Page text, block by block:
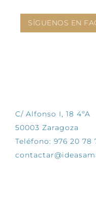
SÍGUENOS EN
C/ Alfonso I, 18 4ºA
50003 Zaragoza
Teléfono: 976 20 78